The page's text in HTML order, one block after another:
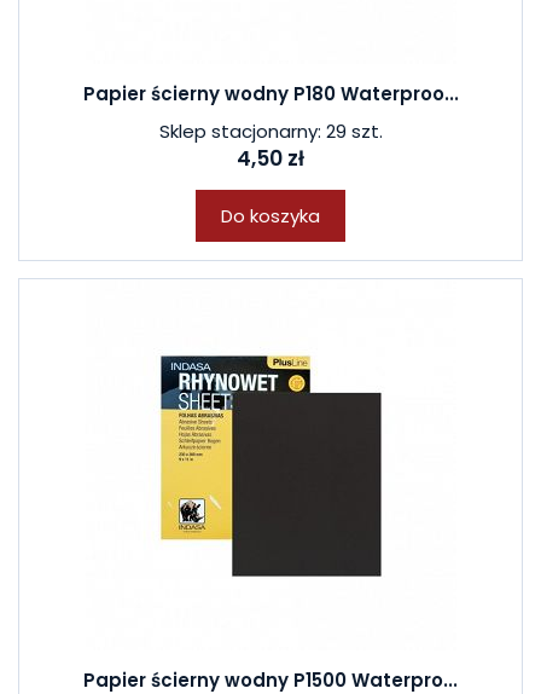
Papier ścierny wodny P180 Waterproo...
Sklep stacjonarny: 29 szt.
4,50 zł
Do koszyka
Papier ścierny wodny P1500 Waterpro...